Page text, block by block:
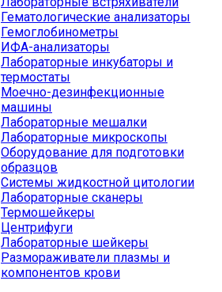
Гематологические анализаторы
Гемоглобинометры
ИФА-анализаторы
Лабораторные инкубаторы и
термостаты
Моечно-дезинфекционные
машины
Лабораторные мешалки
Лабораторные микроскопы
Оборудование для подготовки
образцов
Системы жидкостной цитологии
Лабораторные сканеры
Термошейкеры
Центрифуги
Лабораторные шейкеры
Размораживатели плазмы и
компонентов крови